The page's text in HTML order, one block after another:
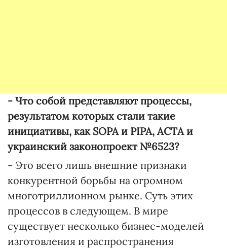
- Что собой представляют процессы,
результатом которых стали такие
инициативы, как SOPA и PIPA, ACTA и
украинский законопроект №6523?
- Это всего лишь внешние признаки
конкурентной борьбы на огромном
многотриллионном рынке. Суть этих
процессов в следующем. В мире
существует несколько бизнес-моделей
изготовления и распространения